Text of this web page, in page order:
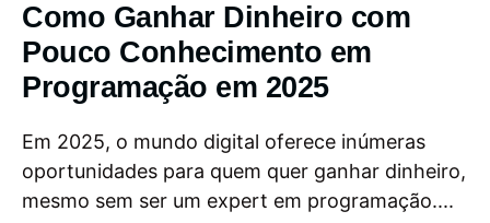
Como Ganhar Dinheiro com
Pouco Conhecimento em
Programação em 2025
Em 2025, o mundo digital oferece inúmeras
oportunidades para quem quer ganhar dinheiro,
mesmo sem ser um expert em programação....